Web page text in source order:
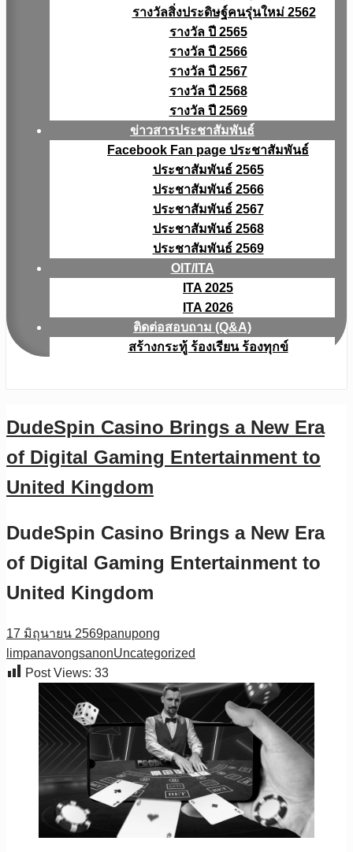
รางวัลสิ่งประดิษฐ์คนรุ่นใหม่ 2562
รางวัล ปี 2565
รางวัล ปี 2566
รางวัล ปี 2567
รางวัล ปี 2568
รางวัล ปี 2569
ข่าวสารประชาสัมพันธ์
Facebook Fan page ประชาสัมพันธ์
ประชาสัมพันธ์ 2565
ประชาสัมพันธ์ 2566
ประชาสัมพันธ์ 2567
ประชาสัมพันธ์ 2568
ประชาสัมพันธ์ 2569
OIT/ITA
ITA 2025
ITA 2026
ติดต่อสอบถาม (Q&A)
สร้างกระทู้ ร้องเรียน ร้องทุกข์
DudeSpin Casino Brings a New Era
of Digital Gaming Entertainment to
United Kingdom
DudeSpin Casino Brings a New Era
of Digital Gaming Entertainment to
United Kingdom
17 มิถุนายน 2569panupong
limpanavongsanonUncategorized
Post Views: 33